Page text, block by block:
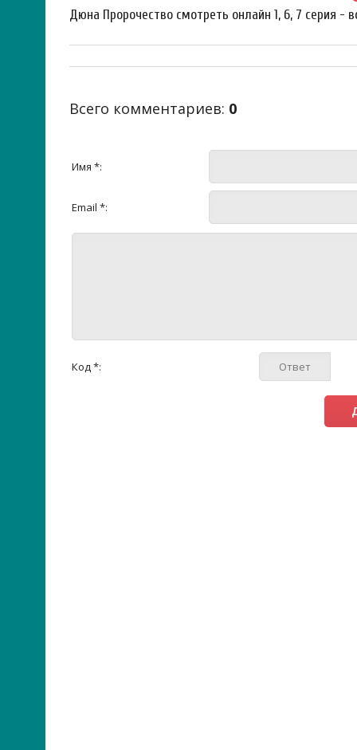
Дюна Пророчество смотреть онлайн 1, 6, 7 серия -
Всего комментариев: 0
Имя *:
Email *:
Код *: